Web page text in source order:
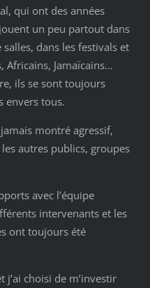
qui ont des années
un peu partout dans
dans les festivals et
Africains, Jamaïcains…
ils se sont toujours
envers tous.
montré agressif,
autres publics, groupes
avec l’équipe
intervenants et les
ont toujours été
j’ai choisi de m’investir